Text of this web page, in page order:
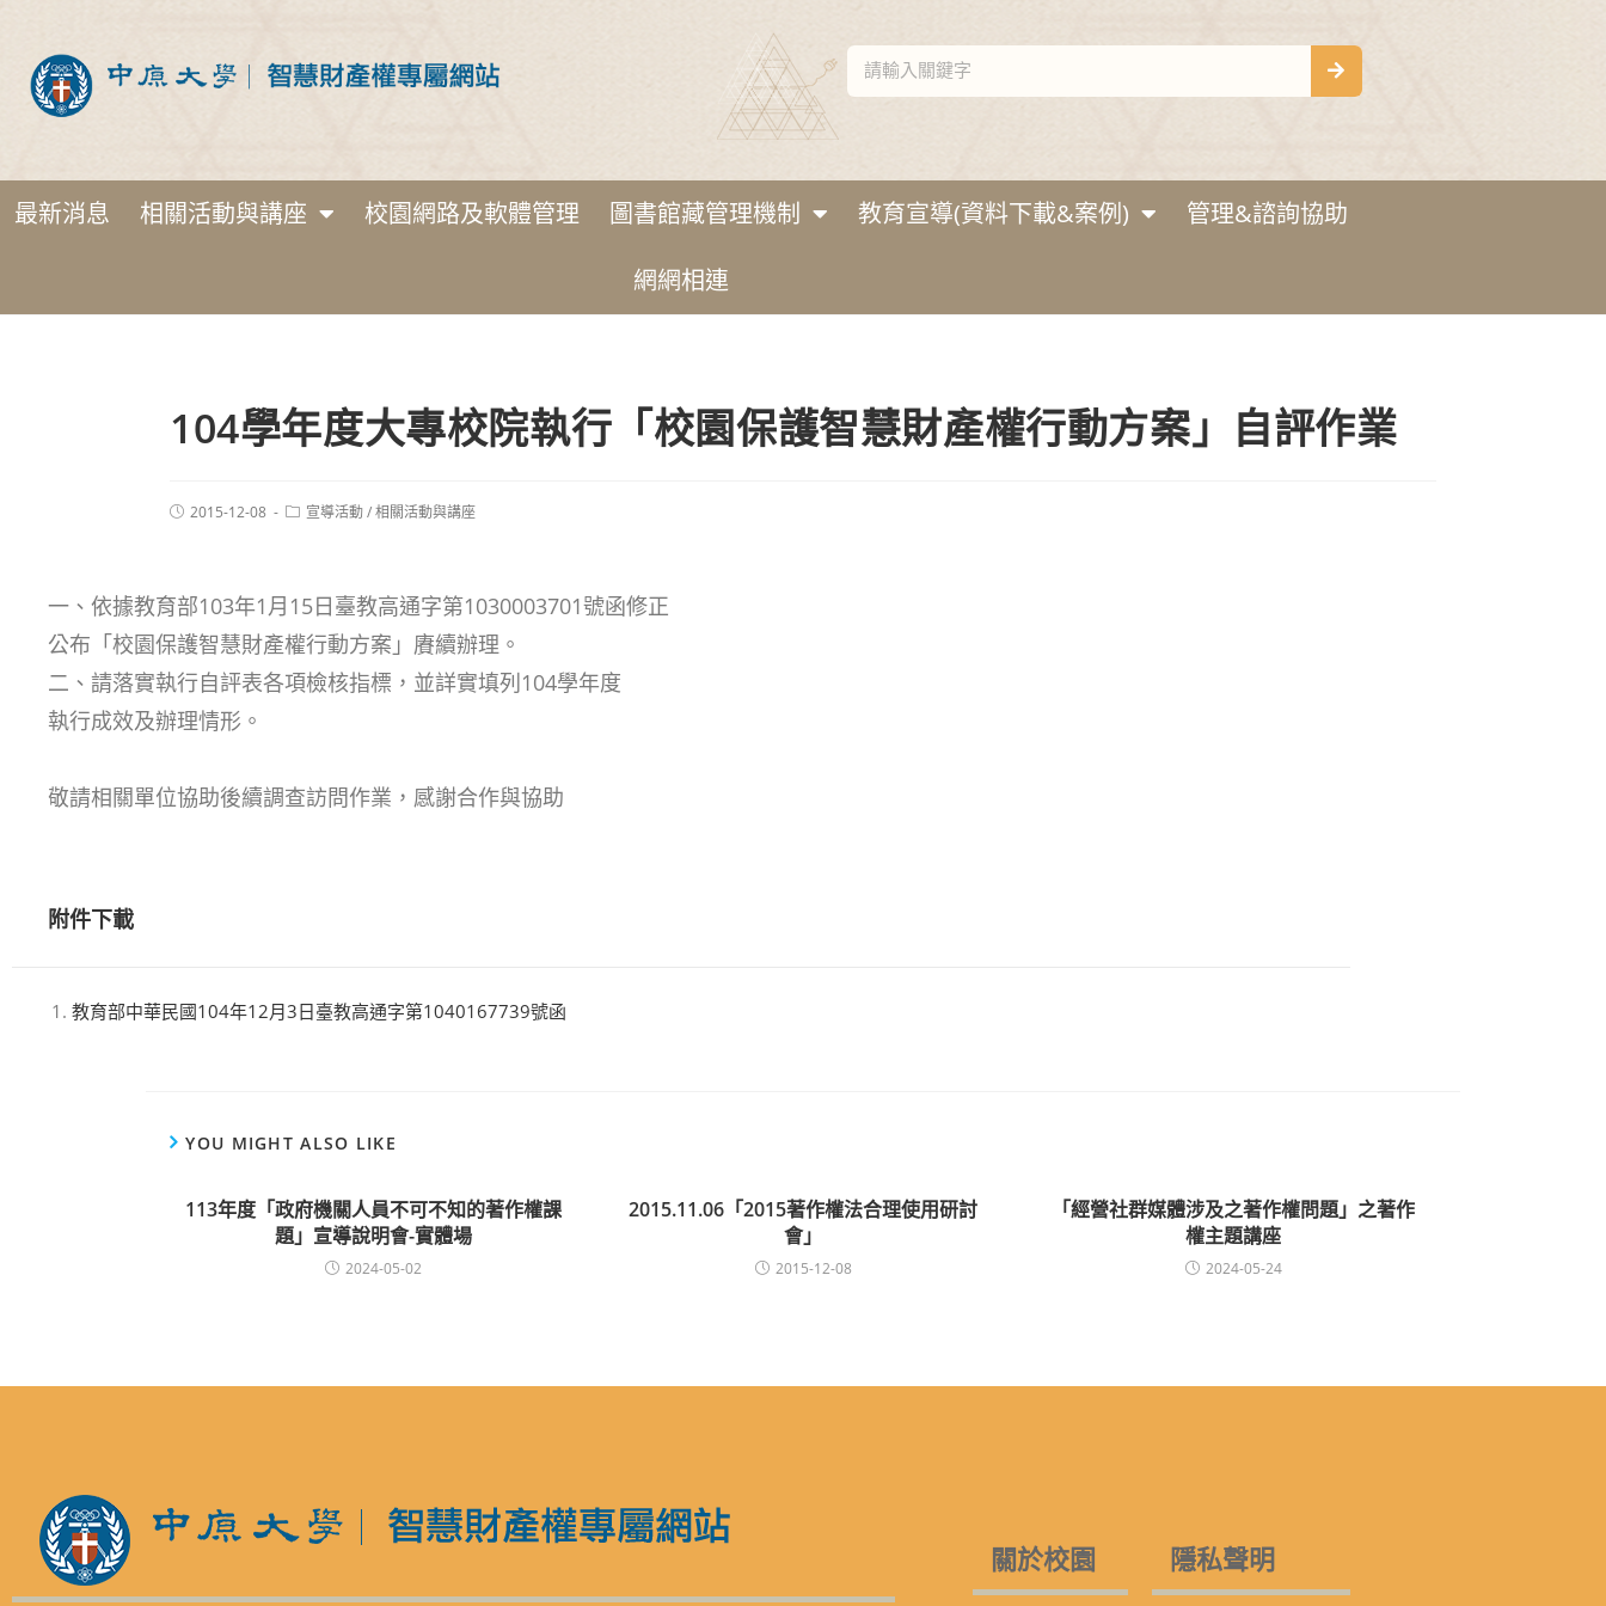
最新消息 相關活動與講座 校園網路及軟體管理 圖書館藏管理機制 教育宣導(資料下載&案例) 管理&諮詢協助
網網相連
104學年度大專校院執行「校園保護智慧財產權行動方案」自評作業
2015-12-08 宣導活動/相關活動與講座
一、依據教育部103年1月15日臺教高通字第1030003701號函修正
公布「校園保護智慧財產權行動方案」賡續辦理。
二、請落實執行自評表各項檢核指標，並詳實填列104學年度
執行成效及辦理情形。
敬請相關單位協助後續調查訪問作業，感謝合作與協助
附件下載
教育部中華民國104年12月3日臺教高通字第1040167739號函
YOU MIGHT ALSO LIKE
113年度「政府機關人員不可不知的著作權課
題」宣導說明會-實體場
2024-05-02
2015.11.06「2015著作權法合理使用研討
會」
2015-12-08
「經營社群媒體涉及之著作權問題」之著作
權主題講座
2024-05-24
關於校園 隱私聲明